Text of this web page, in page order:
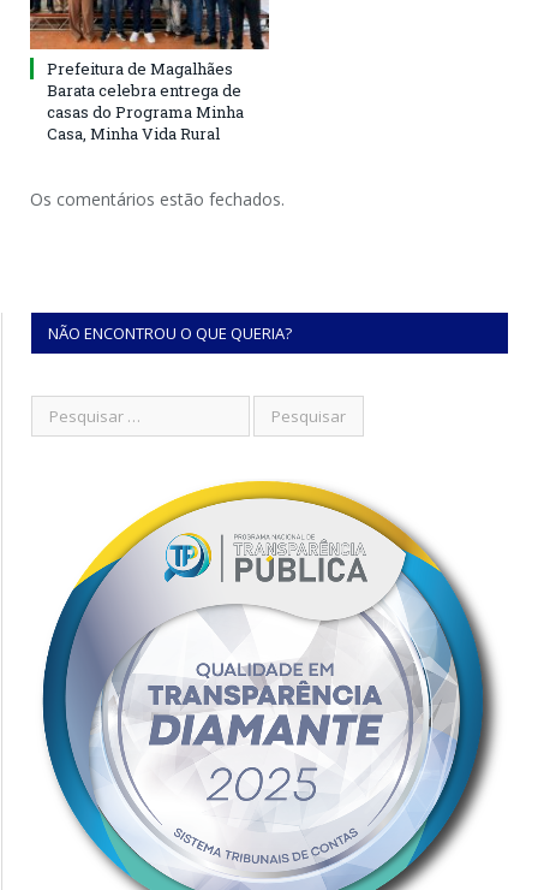
Prefeitura de Magalhães
Barata celebra entrega de
casas do Programa Minha
Casa, Minha Vida Rural
Os comentários estão fechados.
NÃO ENCONTROU O QUE QUERIA?